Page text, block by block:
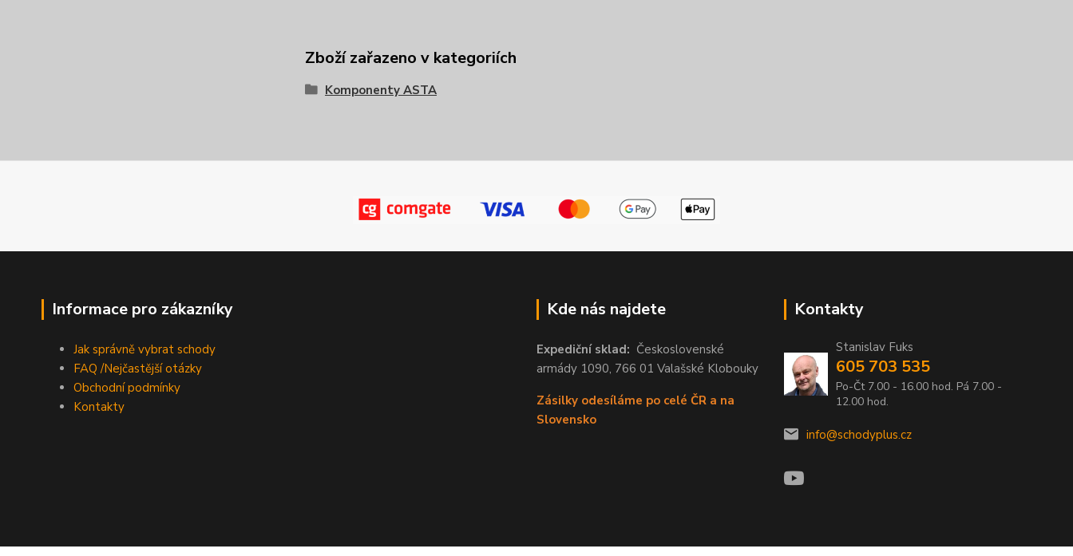
Zboží zařazeno v kategoriích
Komponenty ASTA
Informace pro zákazníky
Jak správně vybrat schody
FAQ /Nejčastější otázky
Obchodní podmínky
Kontakty
Kde nás najdete
Expediční sklad: Československé
armády 1090, 766 01 Valašské Klobouky
Zásilky odesíláme po celé ČR a na
Slovensko
Kontakty
Stanislav Fuks
605 703 535
Po-Čt 7.00 - 16.00 hod. Pá 7.00 -
12.00 hod.
info@schodyplus.cz